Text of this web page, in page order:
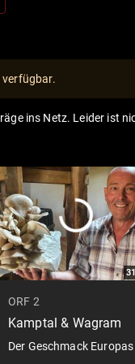
verfügbar.
ins Netz. Leider ist
31
ORF 2
Kamptal & Wagram
Der Geschmack Europas